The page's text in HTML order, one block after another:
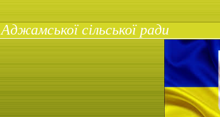
сільської ради